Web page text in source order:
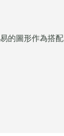
的圖形作為搭配